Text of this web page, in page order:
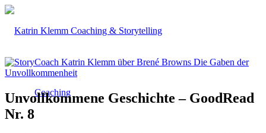
Coaching
Unvollkommene Geschichte – GoodRead
Nr. 8